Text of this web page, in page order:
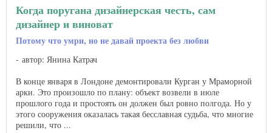
Когда поругана дизайнерская честь, сам
дизайнер и виноват
Потому что умри, но не давай проекта без любви
автор: Янина Катрач
В конце января в Лондоне демонтировали Курган у Мраморной
арки. Это произошло по плану: объект возвели в июле
прошлого года и простоять он должен был ровно полгода. Но у
этого сооружения оказалась такая бесславная судьба, что многие
решили, что ...